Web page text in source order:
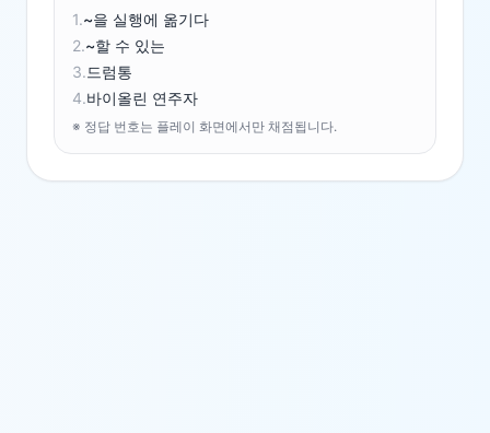
1.~을 실행에 옮기다
2.~할 수 있는
3.드럼통
4.바이올린 연주자
※ 정답 번호는 플레이 화면에서만 채점됩니다.